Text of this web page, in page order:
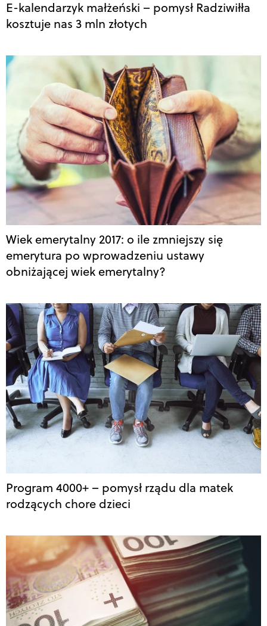
E-kalendarzyk małżeński – pomysł Radziwiłła
kosztuje nas 3 mln złotych
Wiek emerytalny 2017: o ile zmniejszy się
emerytura po wprowadzeniu ustawy
obniżającej wiek emerytalny?
Program 4000+ – pomysł rządu dla matek
rodzących chore dzieci